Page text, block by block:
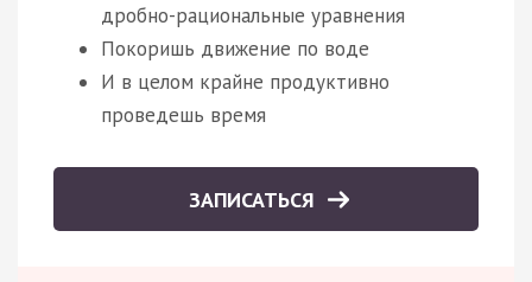
дробно-рациональные уравнения
Покоришь движение по воде
И в целом крайне продуктивно
проведешь время
ЗАПИСАТЬСЯ